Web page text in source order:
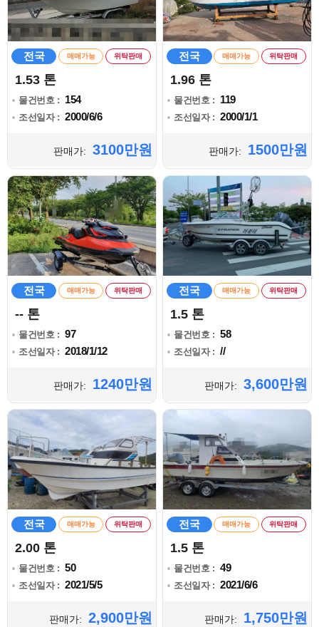
전국 매매가능 위탁판매
1.53 톤
물건번호 : 154
조선일자 : 2000/6/6
판매가: 3100만원
전국 매매가능 위탁판매
1.96 톤
물건번호 : 119
조선일자 : 2000/1/1
판매가: 1500만원
전국 매매가능 위탁판매
-- 톤
물건번호 : 97
조선일자 : 2018/1/12
판매가: 1240만원
전국 매매가능 위탁판매
1.5 톤
물건번호 : 58
조선일자 : //
판매가: 3,600만원
전국 매매가능 위탁판매
2.00 톤
물건번호 : 50
조선일자 : 2021/5/5
판매가: 2,900만원
전국 매매가능 위탁판매
1.5 톤
물건번호 : 49
조선일자 : 2021/6/6
판매가: 1,750만원